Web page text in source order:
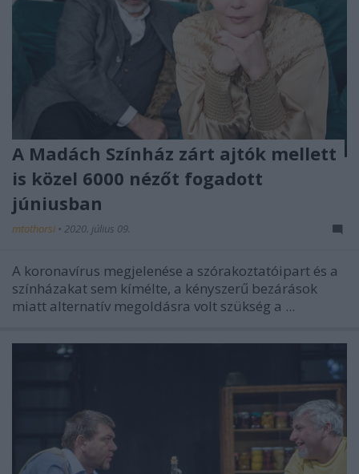
A Madách Színház zárt ajtók mellett
is közel 6000 nézőt fogadott
júniusban
mtothorsi • 2020. július 09.
A koronavírus megjelenése a szórakoztatóipart és a
színházakat sem kímélte, a kényszerű bezárások
miatt alternatív megoldásra volt szükség a ...